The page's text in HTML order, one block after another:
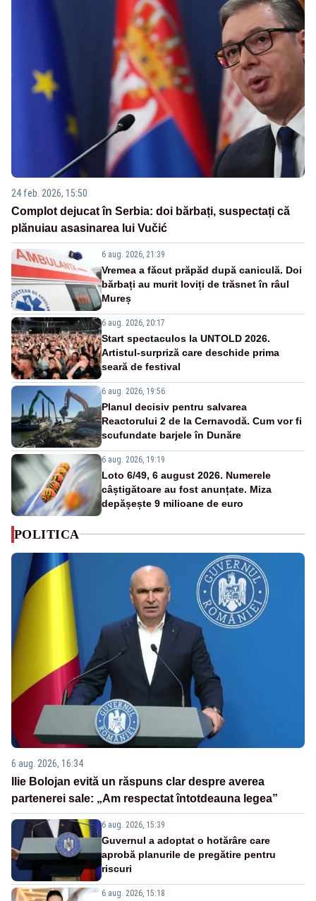
24 feb. 2026, 15:50
Complot dejucat în Serbia: doi bărbați, suspectați că
plănuiau asasinarea lui Vučić
6 aug. 2026, 21:39
Vremea a făcut prăpăd după caniculă. Doi
bărbați au murit loviți de trăsnet în râul
Mureș
6 aug. 2026, 20:17
Start spectaculos la UNTOLD 2026.
Artistul-surpriză care deschide prima
seară de festival
6 aug. 2026, 19:56
Planul decisiv pentru salvarea
Reactorului 2 de la Cernavodă. Cum vor fi
scufundate barjele în Dunăre
6 aug. 2026, 19:19
Loto 6/49, 6 august 2026. Numerele
câștigătoare au fost anunțate. Miza
depășește 9 milioane de euro
POLITICA
6 aug. 2026, 16:34
Ilie Bolojan evită un răspuns clar despre averea
partenerei sale: „Am respectat întotdeauna legea”
6 aug. 2026, 15:39
Guvernul a adoptat o hotărâre care
aprobă planurile de pregătire pentru
riscuri
6 aug. 2026, 15:18